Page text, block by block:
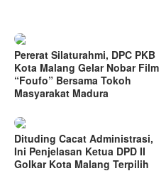
Pererat Silaturahmi, DPC PKB
Kota Malang Gelar Nobar Film
“Foufo” Bersama Tokoh
Masyarakat Madura
Dituding Cacat Administrasi,
Ini Penjelasan Ketua DPD II
Golkar Kota Malang Terpilih